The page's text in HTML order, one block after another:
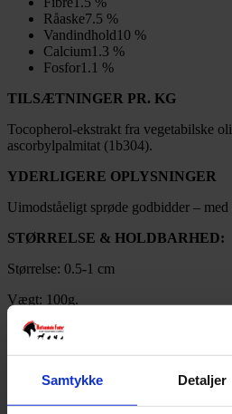
Samtykke Detaljer
Råaske7.5 %
Vandindhold10 %
Calcium1.3 %
Fosfor1.1 %
TILSÆTNINGER PR. KG
Tocopherol-ekstrakt fra vegetabilske
ascorbylpalmitat (1b304).
YDERLIGERE OPLYSNINGER
Uimodståeligt sprøde godbidder –
STØRRELSE & HOLDBARHED:
Størrelse: 0.5-1 cm
Vægt: 100g.
Opbevaring: Opbevares tørt og væk fra
Holdbarhed: 18 måneder
Bedst før: Se udløbsdato og